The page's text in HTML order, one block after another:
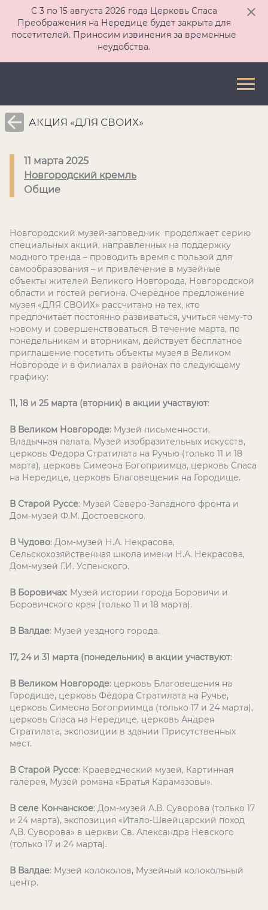
С 3 по 15 августа 2026 года Церковь Спаса
Преображения на Нередице будет закрыта для
посетителей. Приносим извинения за временные
неудобства.
АКЦИЯ «ДЛЯ СВОИХ»
11 марта 2025
Новгородский кремль
Общие
Новгородский музей-заповедник продолжает серию
специальных акций, направленных на поддержку
модного тренда – проводить время с пользой для
самообразования – и привлечение в музейные
объекты жителей Великого Новгорода, Новгородской
области и гостей региона. Очередное предложение
музея «ДЛЯ СВОИХ» рассчитано на тех, кто
предпочитает постоянно развиваться, учиться чему-то
новому и совершенствоваться. В течение марта, по
понедельникам и вторникам, действует бесплатное
приглашение посетить объекты музея в Великом
Новгороде и в филиалах в районах по следующему
графику:
11, 18 и 25 марта (вторник) в акции участвуют:
В Великом Новгороде: Музей письменности,
Владычная палата, Музей изобразительных искусств,
церковь Федора Стратилата на Ручью (только 11 и 18
марта), церковь Симеона Богоприимца, церковь Спаса
на Нередице, церковь Благовещения на Городище.
В Старой Руссе: Музей Северо-Западного фронта и
Дом-музей Ф.М. Достоевского.
В Чудово: Дом-музей Н.А. Некрасова,
Сельскохозяйственная школа имени Н.А. Некрасова,
Дом-музей Г.И. Успенского.
В Боровичах: Музей истории города Боровичи и
Боровичского края (только 11 и 18 марта).
В Валдае: Музей уездного города.
17, 24 и 31 марта (понедельник) в акции участвуют:
В Великом Новгороде: церковь Благовещения на
Городище, церковь Фёдора Стратилата на Ручье,
церковь Симеона Богоприимца (только 17 и 24 марта),
церковь Спаса на Нередице, церковь Андрея
Стратилата, экспозиции в здании Присутственных
мест.
В Старой Руссе: Краеведческий музей, Картинная
галерея, Музей романа «Братья Карамазовы».
В селе Кончанское: Дом-музей А.В. Суворова (только 17
и 24 марта), экспозиция «Итало-Швейцарский поход
А.В. Суворова» в церкви Св. Александра Невского
(только 17 и 24 марта).
В Валдае: Музей колоколов, Музейный колокольный
центр.